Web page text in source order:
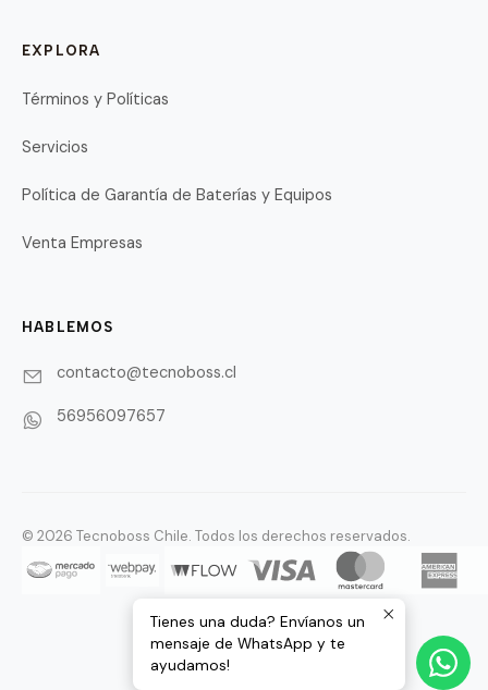
EXPLORA
Términos y Políticas
Servicios
Política de Garantía de Baterías y Equipos
Venta Empresas
HABLEMOS
contacto@tecnoboss.cl
56956097657
© 2026 Tecnoboss Chile. Todos los derechos reservados.
Tienes una duda? Envíanos un
mensaje de WhatsApp y te
ayudamos!